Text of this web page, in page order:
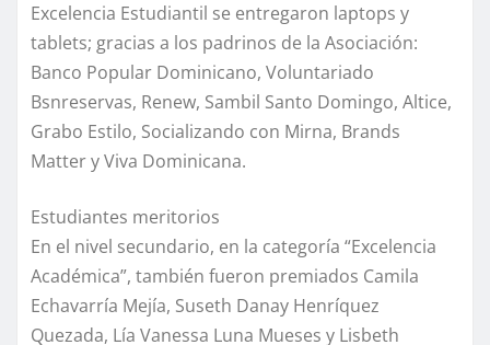
Excelencia Estudiantil se entregaron laptops y
tablets; gracias a los padrinos de la Asociación:
Banco Popular Dominicano, Voluntariado
Bsnreservas, Renew, Sambil Santo Domingo, Altice,
Grabo Estilo, Socializando con Mirna, Brands
Matter y Viva Dominicana.
Estudiantes meritorios
En el nivel secundario, en la categoría “Excelencia
Académica”, también fueron premiados Camila
Echavarría Mejía, Suseth Danay Henríquez
Quezada, Lía Vanessa Luna Mueses y Lisbeth